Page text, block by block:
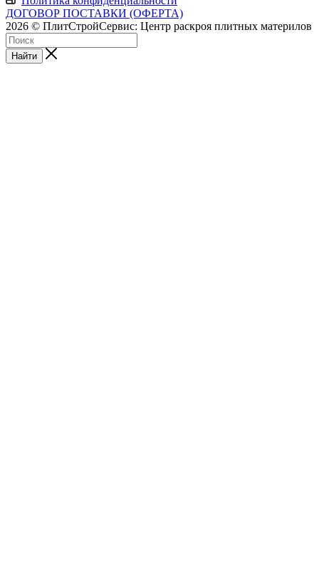
ДОГОВОР ПОСТАВКИ (ОФЕРТА)
2026 © ПлитСтройСервис: Центр раскроя плитных материлов
Найти